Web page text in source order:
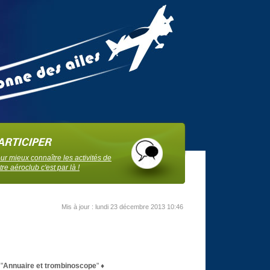
mieux connaître les activités de
aéroclub c'est par là !
Mis à jour : lundi 23 décembre 2013 10:46
Annuaire et trombinoscope" ♦